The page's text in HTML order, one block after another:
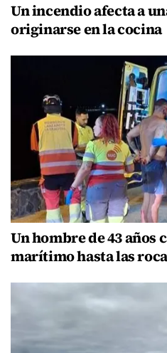
Un incendio afecta a
originarse en la cocina
Un hombre de 43 años
marítimo hasta las